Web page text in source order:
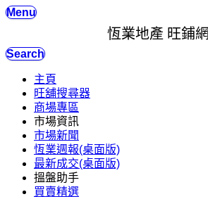
Menu
恆業地產 旺鋪網
Search
主頁
旺舖搜尋器
商場專區
市場資訊
市場新聞
恆業週報(桌面版)
最新成交(桌面版)
搵盤助手
買賣精選